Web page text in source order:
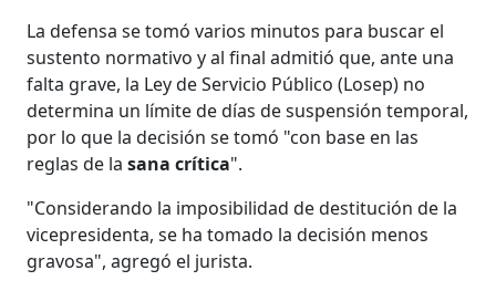
La defensa se tomó varios minutos para buscar el
sustento normativo y al final admitió que, ante una
falta grave, la Ley de Servicio Público (Losep) no
determina un límite de días de suspensión temporal,
por lo que la decisión se tomó "con base en las
reglas de lasana crítica".
"Considerando la imposibilidad de destitución de la
vicepresidenta, se ha tomado la decisión menos
gravosa", agregó el jurista.